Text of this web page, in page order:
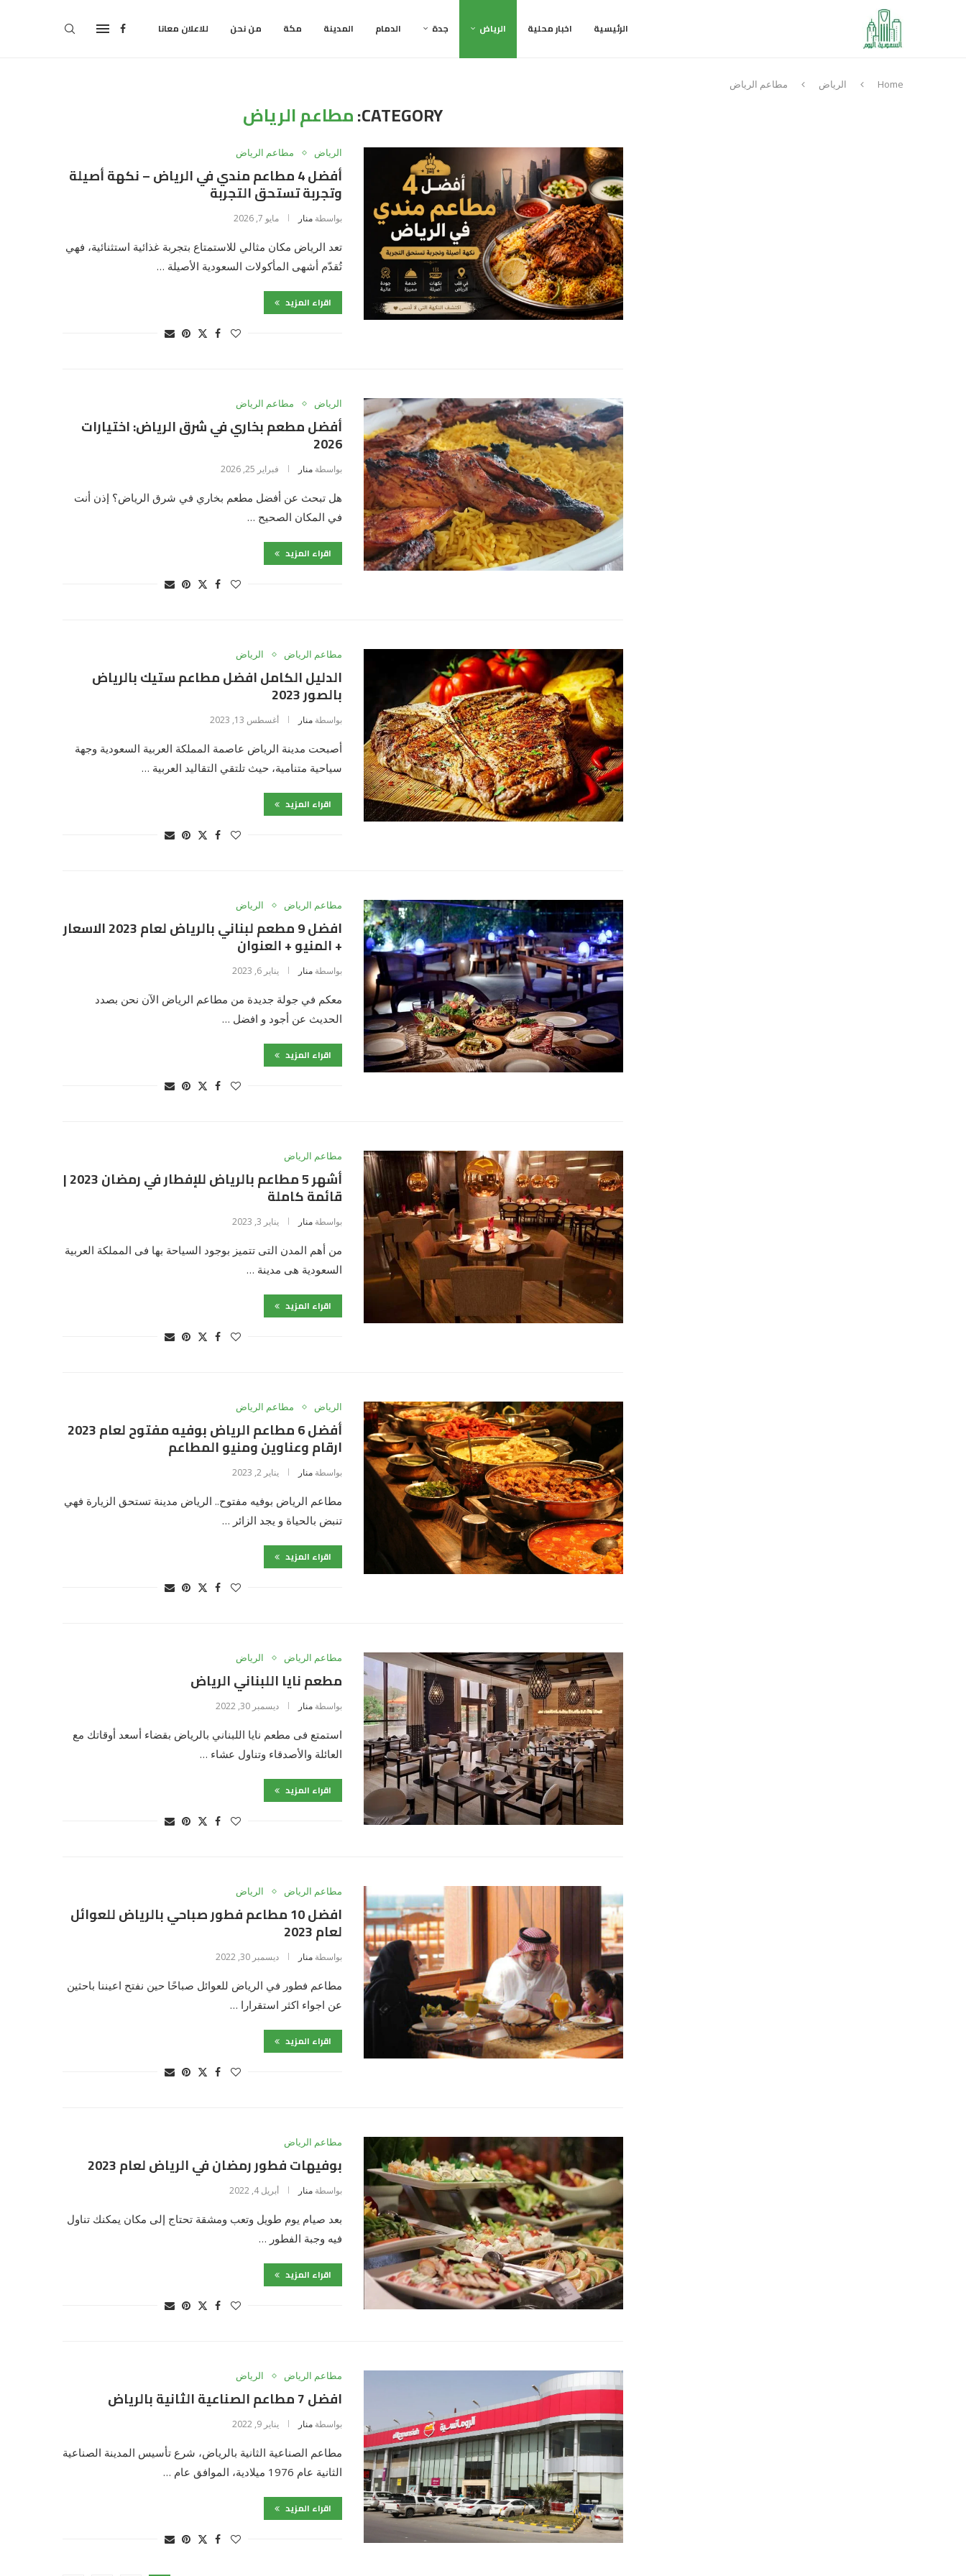
الرئيسية اخبار محلية الرياض جدة الدمام المدينة مكة من نحن للاعلان معانا
Home الرياض مطاعم الرياض
CATEGORY: مطاعم الرياض
الرياض مطاعم الرياض
أفضل 4 مطاعم مندي في الرياض – نكهة أصيلة
وتجربة تستحق التجربة
بواسطة منار مايو 7, 2026
تعد الرياض مكان مثالي للاستمتاع بتجربة غذائية استثنائية، فهي
تُقدّم أشهى المأكولات السعودية الأصيلة …
اقراء المزيد
الرياض مطاعم الرياض
أفضل مطعم بخاري في شرق الرياض: اختيارات
2026
بواسطة منار فبراير 25, 2026
هل تبحث عن أفضل مطعم بخاري في شرق الرياض؟ إذن أنت
في المكان الصحيح …
اقراء المزيد
مطاعم الرياض الرياض
الدليل الكامل افضل مطاعم ستيك بالرياض
بالصور 2023
بواسطة منار أغسطس 13, 2023
أصبحت مدينة الرياض عاصمة المملكة العربية السعودية وجهة
سياحية متنامية، حيث تلتقي التقاليد العربية …
اقراء المزيد
مطاعم الرياض الرياض
افضل 9 مطعم لبناني بالرياض لعام 2023 الاسعار
+ المنيو + العنوان
بواسطة منار يناير 6, 2023
معكم في جولة جديدة من مطاعم الرياض الآن نحن بصدد
الحديث عن أجود و افضل …
اقراء المزيد
مطاعم الرياض
أشهر 5 مطاعم بالرياض للإفطار في رمضان 2023 |
قائمة كاملة
بواسطة منار يناير 3, 2023
من أهم المدن التى تتميز بوجود السياحة بها فى المملكة العربية
السعودية هى مدينة …
اقراء المزيد
الرياض مطاعم الرياض
أفضل 6 مطاعم الرياض بوفيه مفتوح لعام 2023
ارقام وعناوين ومنيو المطاعم
بواسطة منار يناير 2, 2023
مطاعم الرياض بوفيه مفتوح.. الرياض مدينة تستحق الزيارة فهي
تنبض بالحياة و يجد الزائر …
اقراء المزيد
مطاعم الرياض الرياض
مطعم نايا اللبناني الرياض
بواسطة منار ديسمبر 30, 2022
استمتع فى مطعم نايا اللبناني بالرياض بقضاء أسعد أوقاتك مع
العائلة والأصدقاء وتناول عشاء …
اقراء المزيد
مطاعم الرياض الرياض
افضل 10 مطاعم فطور صباحي بالرياض للعوائل
لعام 2023
بواسطة منار ديسمبر 30, 2022
مطاعم فطور في الرياض للعوائل صباحًا حين نفتح اعيننا باحثين
عن اجواء اكثر استقرارا …
اقراء المزيد
مطاعم الرياض
بوفيهات فطور رمضان في الرياض لعام 2023
بواسطة منار أبريل 4, 2022
بعد صيام يوم طويل وتعب ومشقة تحتاج إلى مكان يمكنك تناول
فيه وجبة الفطور …
اقراء المزيد
مطاعم الرياض الرياض
افضل 7 مطاعم الصناعية الثانية بالرياض
بواسطة منار يناير 9, 2022
مطاعم الصناعية الثانية بالرياض، شرع تأسيس المدينة الصناعية
الثانية عام 1976 ميلادية، الموافق عام …
اقراء المزيد